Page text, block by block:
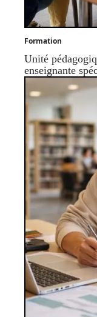
Formation
Unité
enseignante